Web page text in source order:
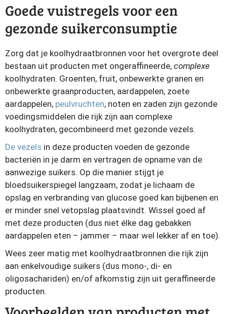
Goede vuistregels voor een
gezonde suikerconsumptie
Zorg dat je koolhydraatbronnen voor het overgrote deel
bestaan uit producten met ongeraffineerde, complexe
koolhydraten. Groenten, fruit, onbewerkte granen en
onbewerkte graanproducten, aardappelen, zoete
aardappelen, peulvruchten, noten en zaden zijn gezonde
voedingsmiddelen die rijk zijn aan complexe
koolhydraten, gecombineerd met gezonde vezels.
De vezels in deze producten voeden de gezonde
bacteriën in je darm en vertragen de opname van de
aanwezige suikers. Op die manier stijgt je
bloedsuikerspiegel langzaam, zodat je lichaam de
opslag en verbranding van glucose goed kan bijbenen en
er minder snel vetopslag plaatsvindt. Wissel goed af
met deze producten (dus niet élke dag gebakken
aardappelen eten – jammer – maar wel lekker af en toe).
Wees zeer matig met koolhydraatbronnen die rijk zijn
aan enkelvoudige suikers (dus mono-, di- en
oligosachariden) en/of afkomstig zijn uit geraffineerde
producten.